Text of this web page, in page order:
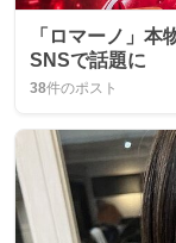
「ロマーノ」
SNSで話題に
38件のポスト